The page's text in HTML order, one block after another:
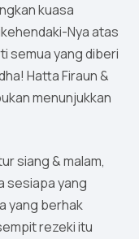
kuasa
Nya atas
semua yang diberi
Hatta Firaun &
menunjukkan
siang & malam,
sesiapa yang
yang berhak
rezeki itu